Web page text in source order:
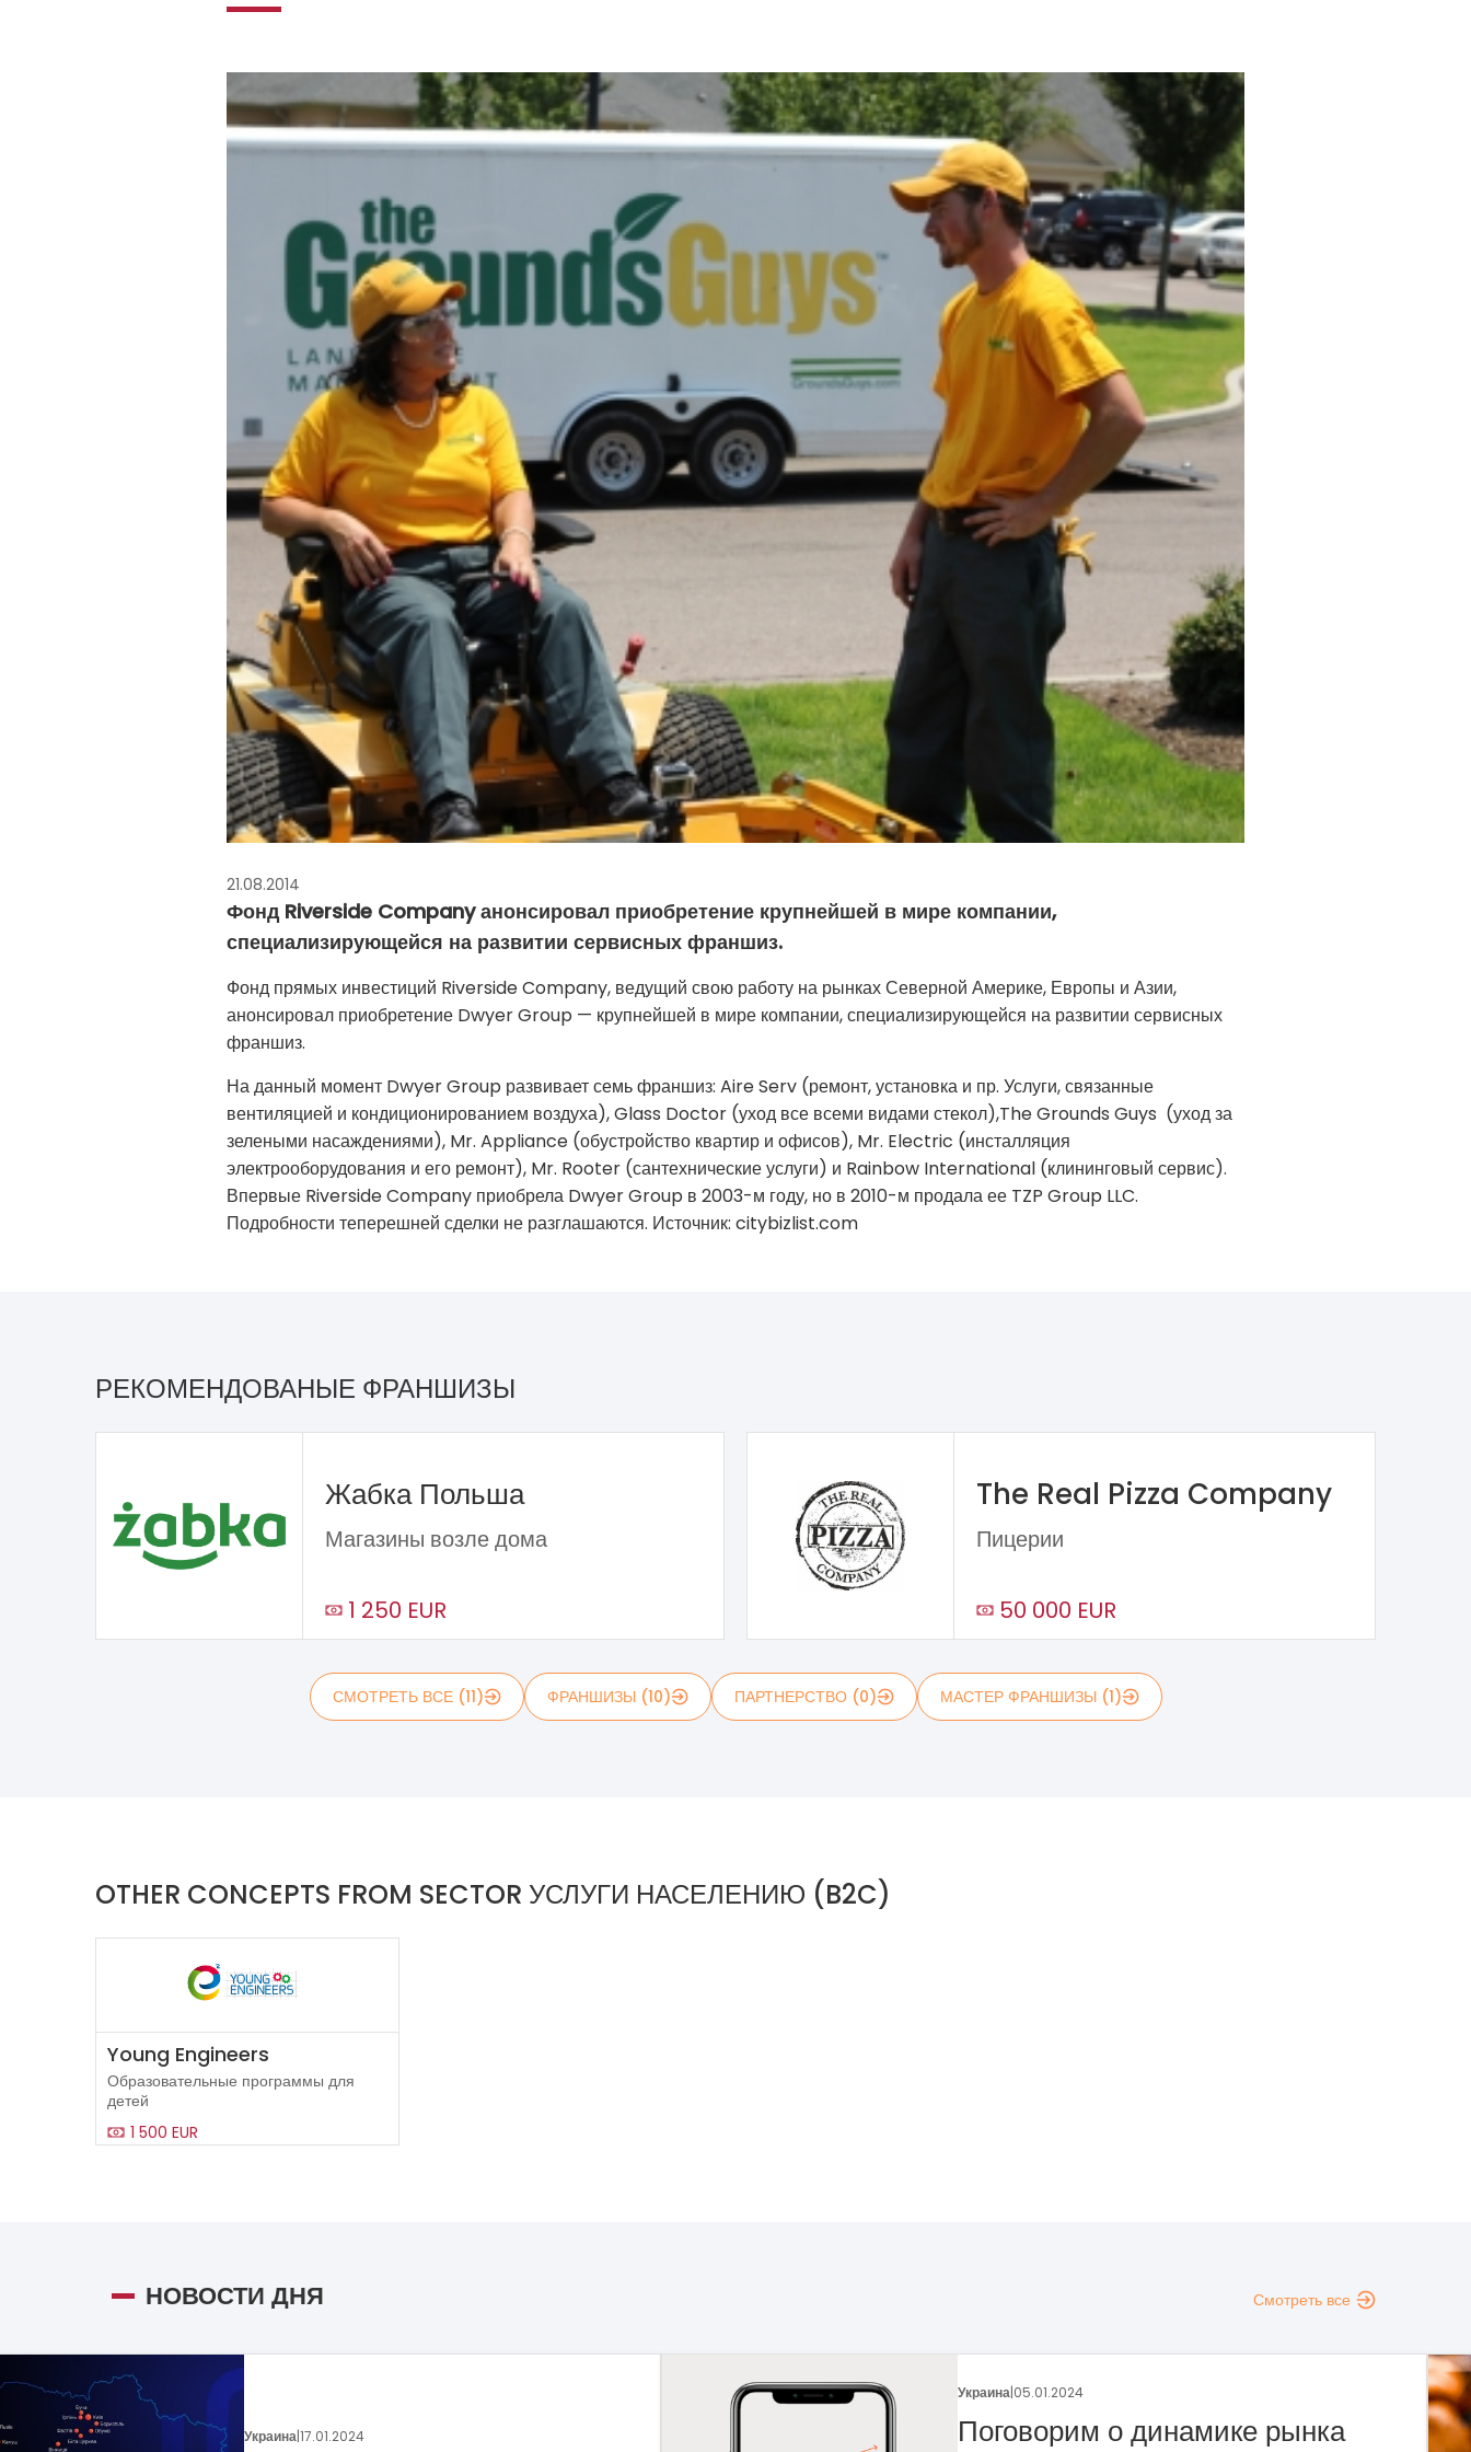
21.08.2014
Фонд Riverside Company анонсировал приобретение крупнейшей в мире компании,
специализирующейся на развитии сервисных франшиз.
Фонд прямых инвестиций Riverside Company, ведущий свою работу на рынках Северной Америке, Европы и Азии,
анонсировал приобретение Dwyer Group — крупнейшей в мире компании, специализирующейся на развитии сервисных
франшиз.
На данный момент Dwyer Group развивает семь франшиз: Aire Serv (ремонт, установка и пр. Услуги, связанные
вентиляцией и кондиционированием воздуха), Glass Doctor (уход все всеми видами стекол),The Grounds Guys (уход за
зелеными насаждениями), Mr. Appliance (обустройство квартир и офисов), Mr. Electric (инсталляция
электрооборудования и его ремонт), Mr. Rooter (сантехнические услуги) и Rainbow International (клининговый сервис).
Впервые Riverside Company приобрела Dwyer Group в 2003-м году, но в 2010-м продала ее TZP Group LLC.
Подробности теперешней сделки не разглашаются. Источник: citybizlist.com
РЕКОМЕНДОВАНЫЕ ФРАНШИЗЫ
Жабка Польша
Магазины возле дома
1 250 EUR
The Real Pizza Company
Пицерии
50 000 EUR
СМОТРЕТЬ ВСЕ (11) ФРАНШИЗЫ (10) ПАРТНЕРСТВО (0) МАСТЕР ФРАНШИЗЫ (1)
OTHER CONCEPTS FROM SECTOR УСЛУГИ НАСЕЛЕНИЮ (B2C)
Young Engineers
Образовательные программы для
детей
1 500 EUR
НОВОСТИ ДНЯ Смотреть все
Украина
Поговорим о динамике рынка
Украина|29.12.2023
Франшиза пекарни «Сито»